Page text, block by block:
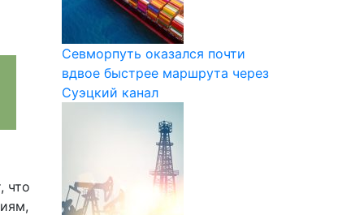
что
Севморпуть оказался почти
вдвое быстрее маршрута через
Суэцкий канал